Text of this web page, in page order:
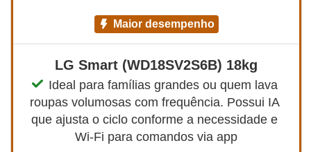
maior desempenho
LG Smart (WD18SV2S6B) 18kg
Ideal para famílias grandes ou quem lava
roupas volumosas com frequência. Possui IA
que ajusta o ciclo conforme a necessidade e
Wi-Fi para comandos via app